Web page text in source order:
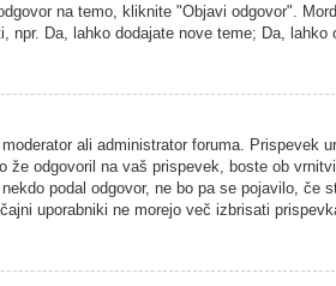
na temo, kliknite "Objavi odgovor".
Da, lahko dodajate nove teme; Da, lahko
ali administrator foruma.
odgovoril na vaš prispevek, boste ob
podal odgovor, ne bo pa se pojavilo, če
uporabniki ne morejo več izbrisati